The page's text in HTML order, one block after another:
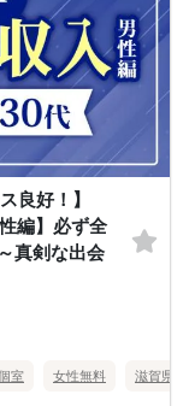
良好！】
編】必ず全
真剣な出会
室 女性無料 滋賀県